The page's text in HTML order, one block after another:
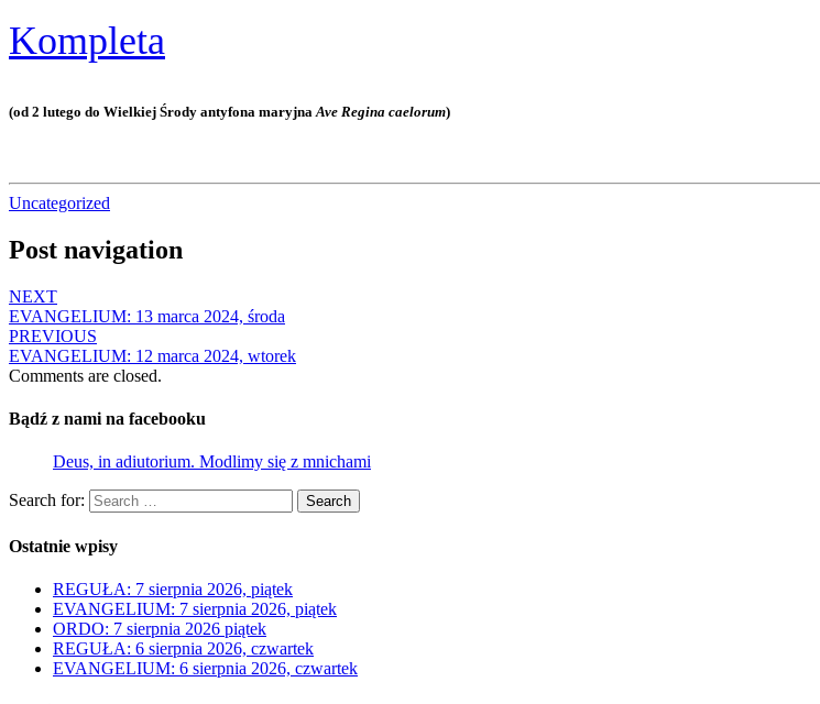
Kompleta
(od 2 lutego do Wielkiej Środy antyfona maryjna Ave Regina caelorum)
Uncategorized
Post navigation
NEXT
EVANGELIUM: 13 marca 2024, środa
PREVIOUS
EVANGELIUM: 12 marca 2024, wtorek
Comments are closed.
Bądź z nami na facebooku
Deus, in adiutorium. Modlimy się z mnichami
Search for: Search
Ostatnie wpisy
REGUŁA: 7 sierpnia 2026, piątek
EVANGELIUM: 7 sierpnia 2026, piątek
ORDO: 7 sierpnia 2026 piątek
REGUŁA: 6 sierpnia 2026, czwartek
EVANGELIUM: 6 sierpnia 2026, czwartek